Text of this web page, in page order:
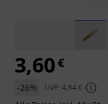
3,60€
-26% UVP: 4,84 €